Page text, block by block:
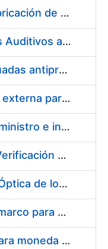
Acuerdo marco para la fabricación de piezas
Suministro de Protectores Auditivos a medida para las personas trabajadoras de los Centros de Trabajo de Madrid y Burgos
Suministro de gafas graduadas antiproyecciones para los trabajadores de la FNMT-RCM en los centros de trabajo de Madrid y Burgos
Servicios de una empresa externa para el asesoramiento y resolución de los recursos de alzada que se presentan relacionados con procesos de selección para la FNMT-RCM
Acuerdo marco para el suministro e instalación de persianas, estores y otros complementos
Servicio de Calibración y Verificación Externa de los Equipos de Medición del Servicio de Prevención de la FNMT-RCM
Conexión mediante Fibra Óptica de los Centros de Proceso de Datos (CPDs) de las sedes de la FNMT-RCM de Burgos y Madrid
Contratación de acuerdo marco para el Suministro de Material de Electricidad para la Fábrica Nacional de Moneda y Timbre-Real Casa de la Moneda en su centro de trabajo de Burgos
Suministro de estuches para moneda de 30 €